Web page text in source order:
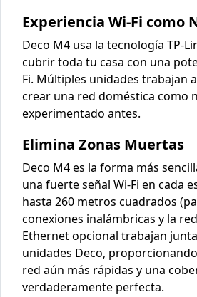
Experiencia Wi-Fi como
Deco M4 usa la tecnología TP-
cubrir toda tu casa con una
Fi. Múltiples unidades trabajan
crear una red doméstica como
experimentado antes.
Elimina Zonas Muertas
Deco M4 es la forma más
una fuerte señal Wi-Fi en cada
hasta 260 metros cuadrados
conexiones inalámbricas y la
Ethernet opcional trabajan
unidades Deco,
red aún más rápidas y una
verdaderamente perfecta.